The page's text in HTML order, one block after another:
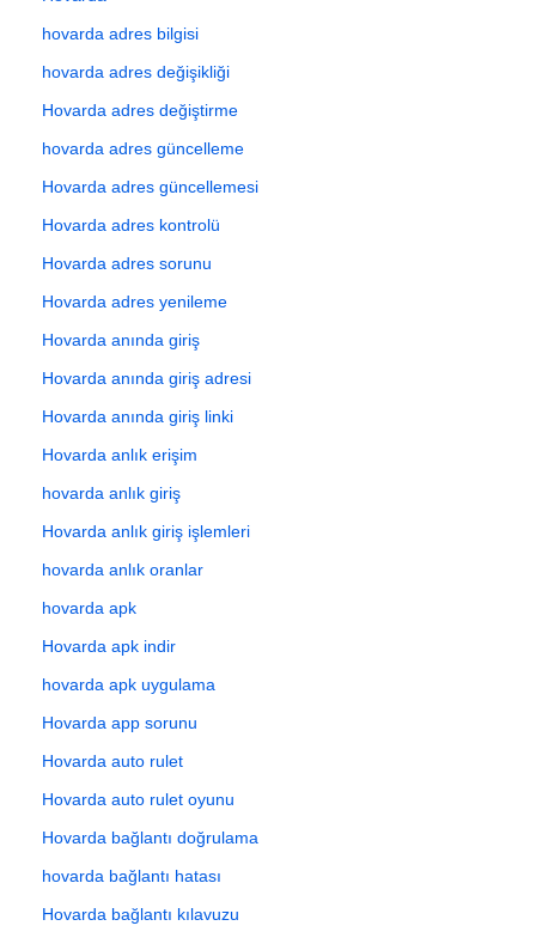
hovarda adres bilgisi
hovarda adres değişikliği
Hovarda adres değiştirme
hovarda adres güncelleme
Hovarda adres güncellemesi
Hovarda adres kontrolü
Hovarda adres sorunu
Hovarda adres yenileme
Hovarda anında giriş
Hovarda anında giriş adresi
Hovarda anında giriş linki
Hovarda anlık erişim
hovarda anlık giriş
Hovarda anlık giriş işlemleri
hovarda anlık oranlar
hovarda apk
Hovarda apk indir
hovarda apk uygulama
Hovarda app sorunu
Hovarda auto rulet
Hovarda auto rulet oyunu
Hovarda bağlantı doğrulama
hovarda bağlantı hatası
Hovarda bağlantı kılavuzu